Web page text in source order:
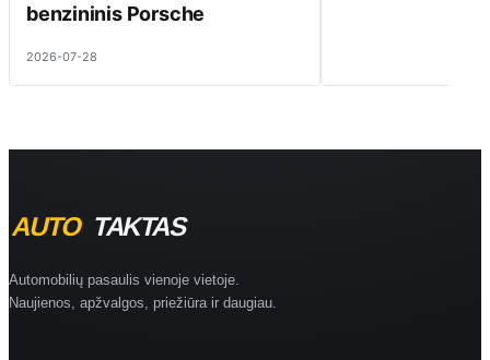
benzininis Porsche
2026-07-28
Automobilių pasaulis vienoje vietoje.
Naujienos, apžvalgos, priežiūra ir daugiau.